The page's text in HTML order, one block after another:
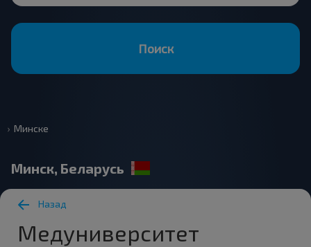
Поиск
Минске
Минск, Беларусь
Назад
Медуниверситет